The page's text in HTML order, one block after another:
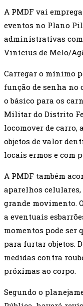
A PMDF vai
eventos no Plano
administrativas com
Vinícius de Melo/
Carregar o mínimo
função de senha no
o básico para os
Militar do Distrito
locomover de carro,
objetos de valor
locais ermos e com
A PMDF também
aparelhos
grande movimento.
a eventuais
momentos pode ser
para furtar objetos.
medidas contra
próximas ao corpo.
Segundo o